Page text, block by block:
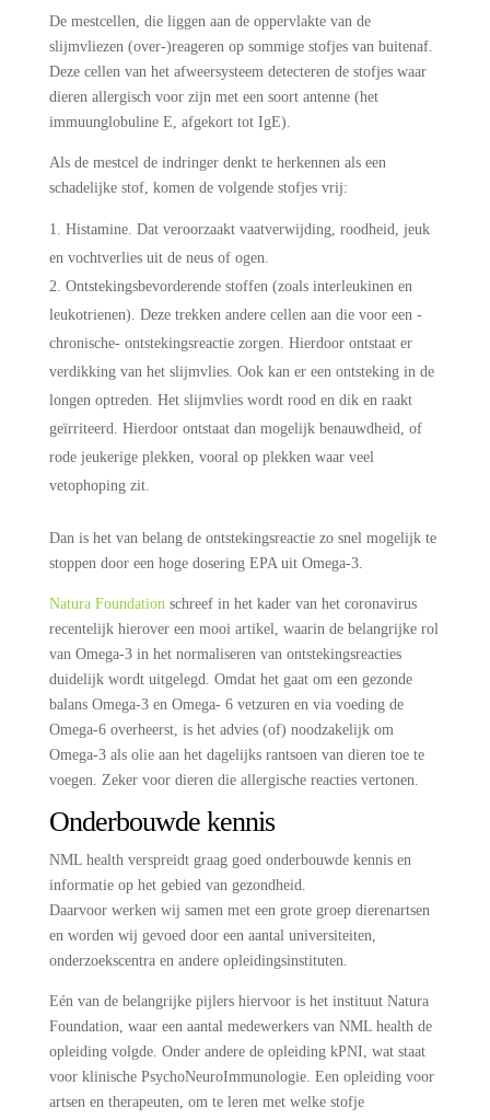
De mestcellen, die liggen aan de oppervlakte van de
slijmvliezen (over-)reageren op sommige stofjes van buitenaf.
Deze cellen van het afweersysteem detecteren de stofjes waar
dieren allergisch voor zijn met een soort antenne (het
immuunglobuline E, afgekort tot IgE).
Als de mestcel de indringer denkt te herkennen als een
schadelijke stof, komen de volgende stofjes vrij:
Histamine. Dat veroorzaakt vaatverwijding, roodheid, jeuk
en vochtverlies uit de neus of ogen.
Ontstekingsbevorderende stoffen (zoals interleukinen en
leukotrienen). Deze trekken andere cellen aan die voor een -
chronische- ontstekingsreactie zorgen. Hierdoor ontstaat er
verdikking van het slijmvlies. Ook kan er een ontsteking in de
longen optreden. Het slijmvlies wordt rood en dik en raakt
geïrriteerd. Hierdoor ontstaat dan mogelijk benauwdheid, of
rode jeukerige plekken, vooral op plekken waar veel
vetophoping zit.
Dan is het van belang de ontstekingsreactie zo snel mogelijk te
stoppen door een hoge dosering EPA uit Omega-3.
Natura Foundationschreef in het kader van het coronavirus
recentelijk hierover een mooi artikel, waarin de belangrijke rol
van Omega-3 in het normaliseren van ontstekingsreacties
duidelijk wordt uitgelegd. Omdat het gaat om een gezonde
balans Omega-3 en Omega- 6 vetzuren en via voeding de
Omega-6 overheerst, is het advies (of) noodzakelijk om
Omega-3 als olie aan het dagelijks rantsoen van dieren toe te
voegen. Zeker voor dieren die allergische reacties vertonen.
Onderbouwde kennis
NML health verspreidt graag goed onderbouwde kennis en
informatie op het gebied van gezondheid.
Daarvoor werken wij samen met een grote groep dierenartsen
en worden wij gevoed door een aantal universiteiten,
onderzoekscentra en andere opleidingsinstituten.
Eén van de belangrijke pijlers hiervoor is het instituut Natura
Foundation, waar een aantal medewerkers van NML health de
opleiding volgde. Onder andere de opleiding kPNI, wat staat
voor klinische PsychoNeuroImmunologie. Een opleiding voor
artsen en therapeuten, om te leren met welke stofje